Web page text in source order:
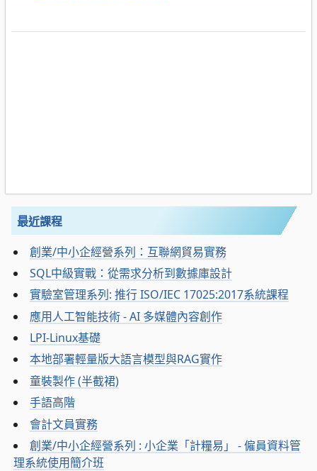
最近課程
創業/中小企經營系列：互聯網貿易實務
SQL中級實戰：從需求分析到數據庫設計
實驗室管理系列: 推行 ISO/IEC 17025:2017系統課程
應用人工智能技術 - AI 多媒體內容創作
LPI-Linux基礎
本地部署輕量版大語言模型與RAG實作
童裝製作 (半截裙)
手語高階
會計文員實務
創業/中小企經營系列 : 小企業「計糧易」 - 僱員資料管
理系統使用簡介班